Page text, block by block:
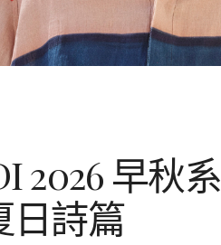
2026 早秋系
日詩篇